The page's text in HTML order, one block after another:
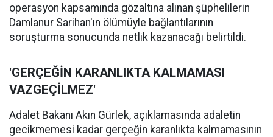
operasyon kapsamında gözaltına alınan şüphelilerin
Damlanur Sarihan'ın ölümüyle bağlantılarının
soruşturma sonucunda netlik kazanacağı belirtildi.
'GERÇEĞİN KARANLIKTA KALMAMASI
VAZGEÇİLMEZ'
Adalet Bakanı Akın Gürlek, açıklamasında adaletin
gecikmemesi kadar gerçeğin karanlıkta kalmamasının